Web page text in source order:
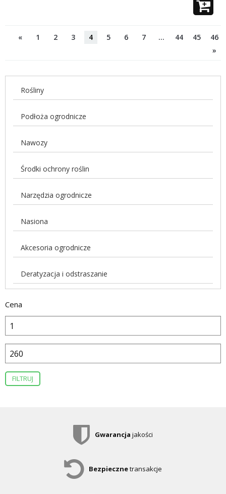
Rośliny
Podłoża ogrodnicze
Nawozy
Środki ochrony roślin
Narzędzia ogrodnicze
Nasiona
Akcesoria ogrodnicze
Deratyzacja i odstraszanie
Cena
FILTRUJ
« 1 2 3 4 5 6 7 … 44 45
46
»
Gwarancja jakości
Bezpiecznetransakcje